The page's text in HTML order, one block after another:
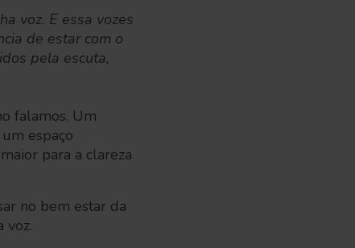
voz. E essa vozes
de estar com o
pela escuta,
falamos. Um
espaço
para a clareza
no bem estar da
voz.